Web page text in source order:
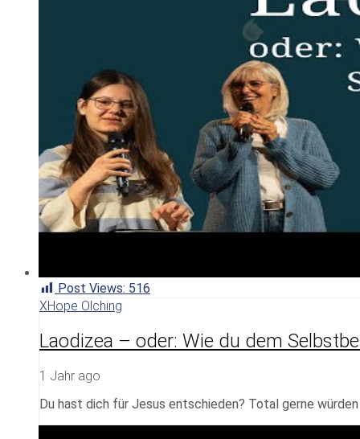
Post Views: 516
XHope Olching
Laodizea – oder: Wie du dem
1 Jahr ago
Du hast dich für Jesus entschieden? Total gerne